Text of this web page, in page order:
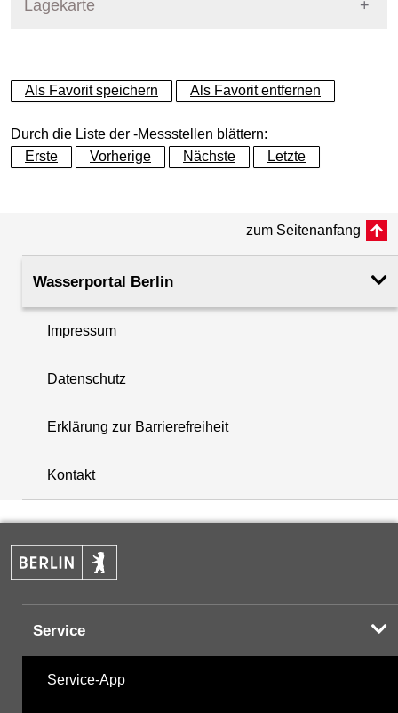
Lagekarte
+
−
+
−
Als Favorit speichern Als Favorit entfernen
Durch die Liste der -Messstellen blättern:
Erste
Vorherige Nächste Letzte
zum Seitenanfang
Wasserportal Berlin
Impressum
Datenschutz
Erklärung zur Barrierefreiheit
Kontakt
Service
Service-App